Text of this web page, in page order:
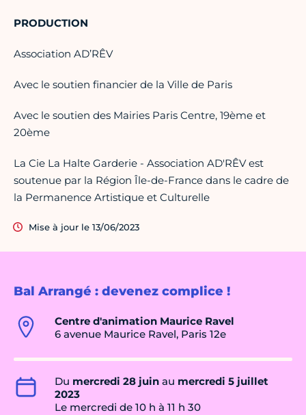
Bal Arrangé : devenez complice !
Centre d'animation Maurice Ravel
6 avenue Maurice Ravel, Paris 12e
Du mercredi 28 juin au mercredi 5 juillet
2023
Le mercredi de 10 h à 11 h 30
PRODUCTION
Association AD’RÊV
Avec le soutien financier de la Ville de Paris
Avec le soutien des Mairies Paris Centre, 19ème et
20ème
La Cie La Halte Garderie - Association AD'RÊV est
soutenue par la Région Île-de-France dans le cadre de
la Permanence Artistique et Culturelle
Mise à jour le 13/06/2023